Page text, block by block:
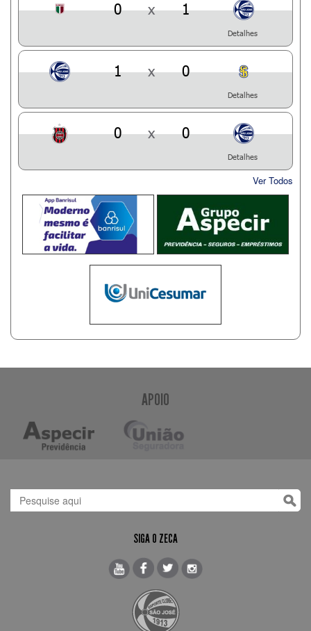
0 x 1
Detalhes
1 x 0
Detalhes
0 x 0
Detalhes
Ver Todos
APOIO
SIGA O ZECA